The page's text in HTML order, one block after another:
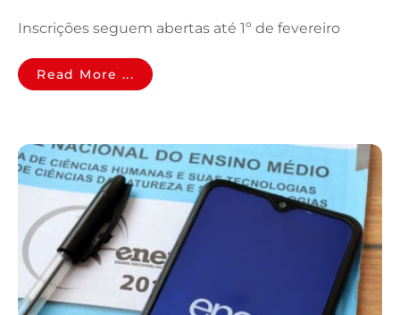
Inscrições seguem abertas até 1º de fevereiro
Read More ...